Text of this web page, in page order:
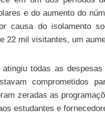
e do aumento do
causa do isolamento
22 mil visitantes, um
todas as
comprometidos
zeradas as
estudantes e